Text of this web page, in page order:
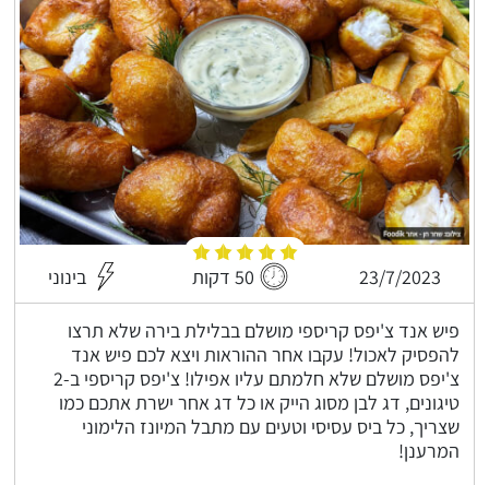
23/7/2023 50 דקות בינוני
פיש אנד צ'יפס קריספי מושלם בבלילת בירה שלא תרצו
להפסיק לאכול! עקבו אחר ההוראות ויצא לכם פיש אנד
צ'יפס מושלם שלא חלמתם עליו אפילו! צ'יפס קריספי ב-2
טיגונים, דג לבן מסוג הייק או כל דג אחר ישרת אתכם כמו
שצריך, כל ביס עסיסי וטעים עם מתבל המיונז הלימוני
המרענן!